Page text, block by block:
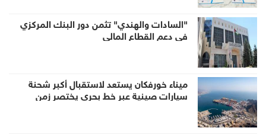
"السادات والهندي" تثمن دور البنك المركزي
في دعم القطاع المالي
ميناء خورفكان يستعد لاستقبال أكبر شحنة
سيارات صينية عبر خط بحري يختصر زمن